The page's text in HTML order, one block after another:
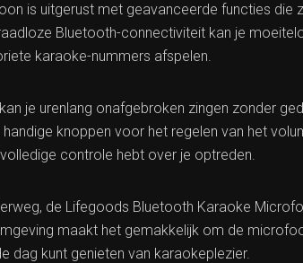
is uitgerust met geavanceerde functies die
Bluetooth-connectiviteit kan je
karaoke-nummers afspelen.
je urenlang onafgebroken zingen zonder
knoppen voor het regelen van het
controle hebt over je optreden.
de Lifegoods Bluetooth Karaoke
maakt het gemakkelijk om de
dag kunt genieten van karaokeplezier.